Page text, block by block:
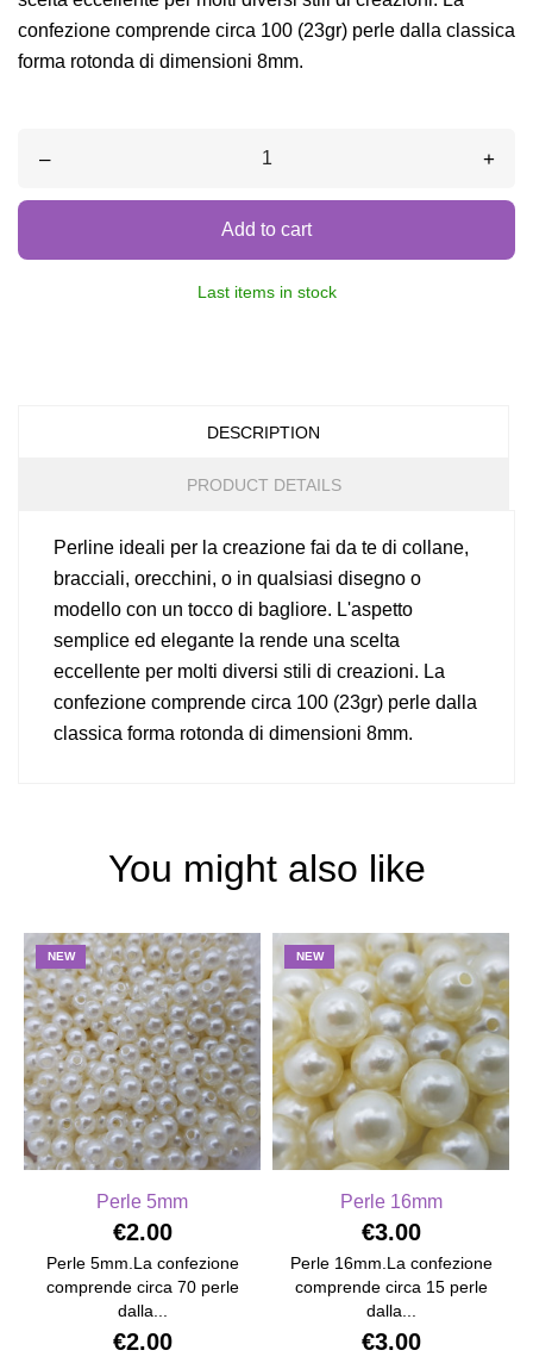
confezione comprende circa 100 (23gr) perle dalla classica
forma rotonda di dimensioni 8mm.
– +
Add to cart
Last items in stock
DESCRIPTION
PRODUCT DETAILS
Perline ideali per la creazione fai da te di collane,
bracciali, orecchini, o in qualsiasi disegno o
modello con un tocco di bagliore. L'aspetto
semplice ed elegante la rende una scelta
eccellente per molti diversi stili di creazioni. La
confezione comprende circa 100 (23gr) perle dalla
classica forma rotonda di dimensioni 8mm.
You might also like
NEW
Perle 5mm
€2.00
Perle 5mm.La confezione
comprende circa 70 perle
dalla...
€2.00
NEW
Perle 16mm
€3.00
Perle 16mm.La confezione
comprende circa 15 perle
dalla...
€3.00